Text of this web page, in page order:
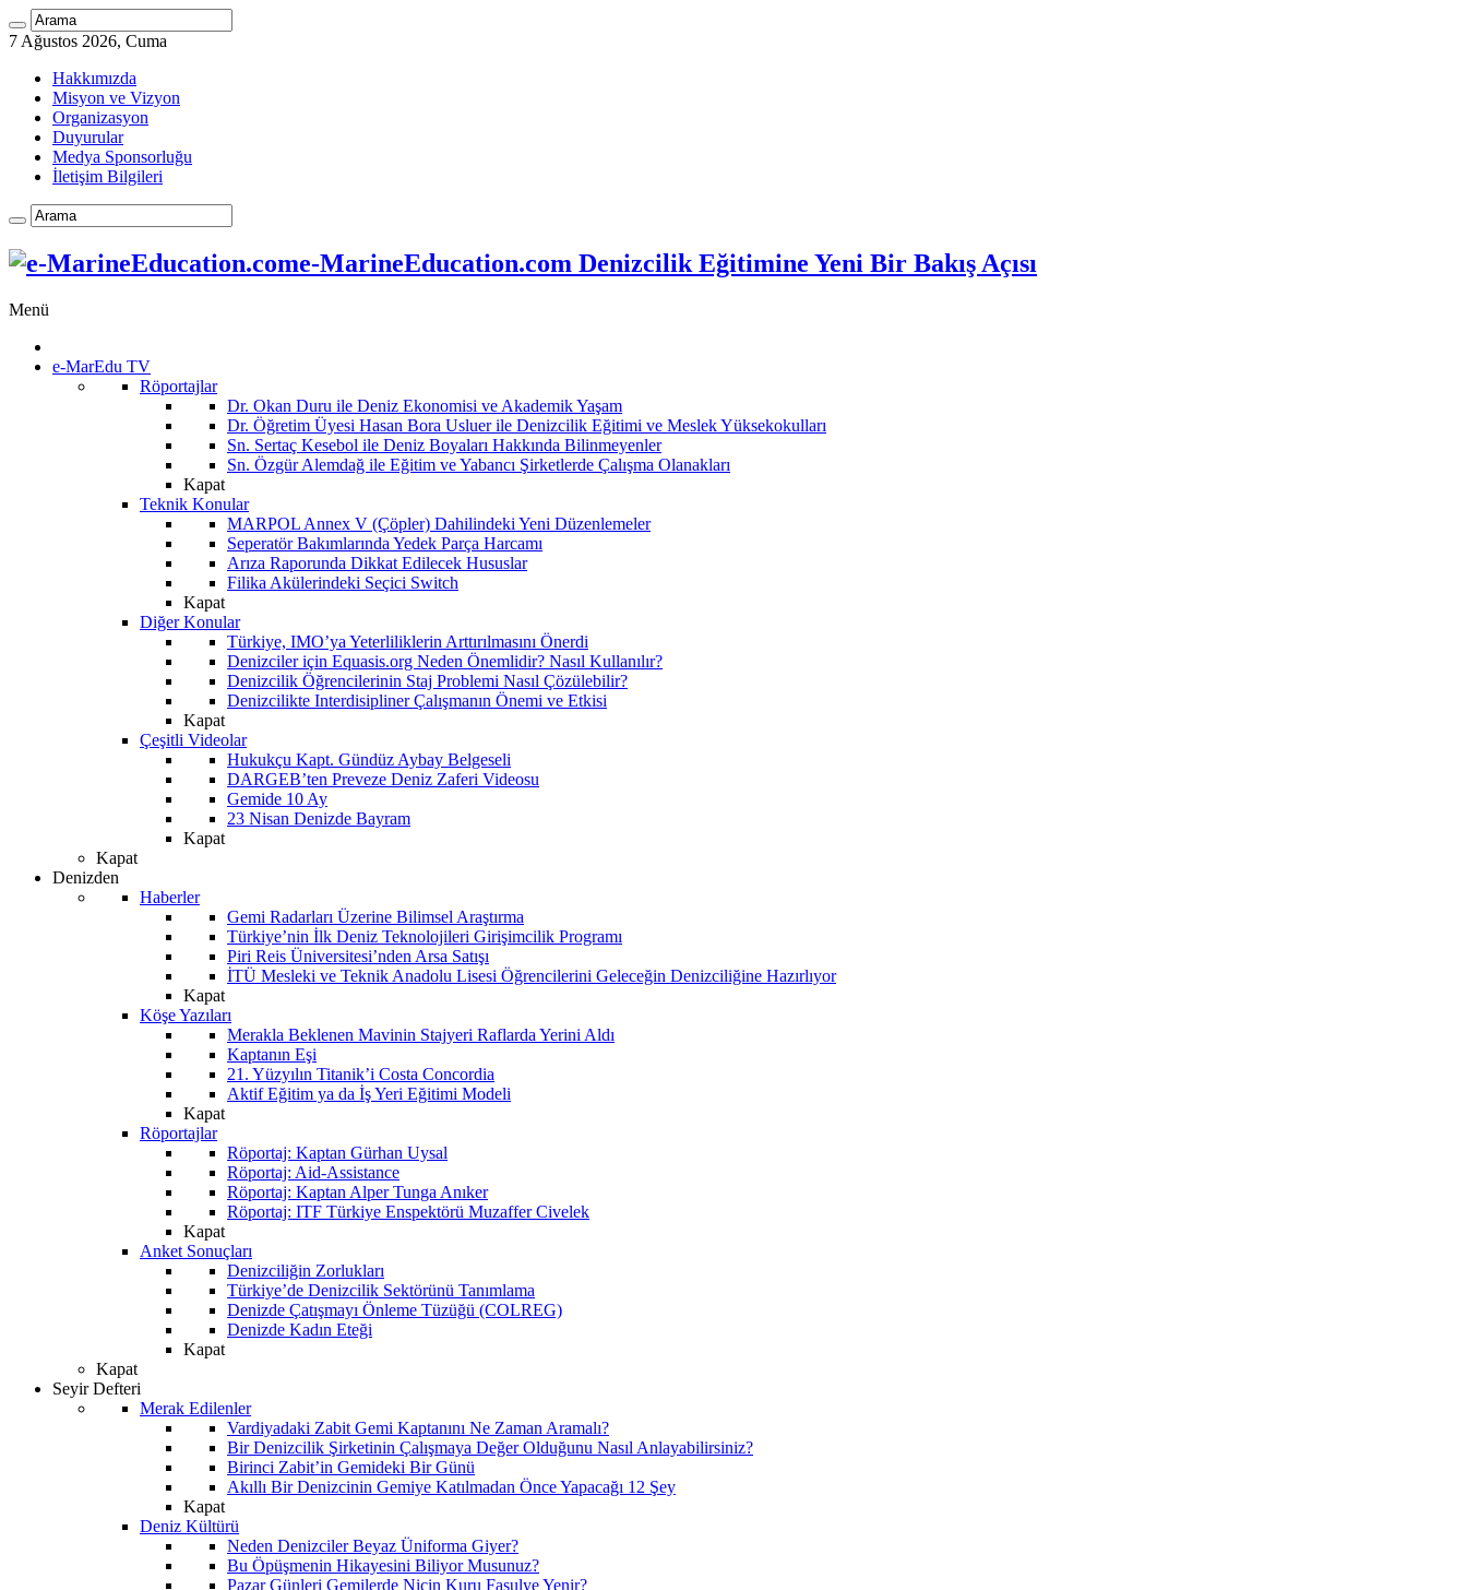
7 Ağustos 2026, Cuma
Hakkımızda
Misyon ve Vizyon
Organizasyon
Duyurular
Medya Sponsorluğu
İletişim Bilgileri
e-MarineEducation.com Denizcilik Eğitimine Yeni Bir Bakış Açısı
Menü
e-MarEdu TV
Röportajlar
Dr. Okan Duru ile Deniz Ekonomisi ve Akademik Yaşam
Dr. Öğretim Üyesi Hasan Bora Usluer ile Denizcilik Eğitimi ve Meslek Yüksekokulları
Sn. Sertaç Kesebol ile Deniz Boyaları Hakkında Bilinmeyenler
Sn. Özgür Alemdağ ile Eğitim ve Yabancı Şirketlerde Çalışma Olanakları
Kapat
Teknik Konular
MARPOL Annex V (Çöpler) Dahilindeki Yeni Düzenlemeler
Seperatör Bakımlarında Yedek Parça Harcamı
Arıza Raporunda Dikkat Edilecek Hususlar
Filika Akülerindeki Seçici Switch
Kapat
Diğer Konular
Türkiye, IMO’ya Yeterliliklerin Arttırılmasını Önerdi
Denizciler için Equasis.org Neden Önemlidir? Nasıl Kullanılır?
Denizcilik Öğrencilerinin Staj Problemi Nasıl Çözülebilir?
Denizcilikte Interdisipliner Çalışmanın Önemi ve Etkisi
Kapat
Çeşitli Videolar
Hukukçu Kapt. Gündüz Aybay Belgeseli
DARGEB’ten Preveze Deniz Zaferi Videosu
Gemide 10 Ay
23 Nisan Denizde Bayram
Kapat
Kapat
Denizden
Haberler
Gemi Radarları Üzerine Bilimsel Araştırma
Türkiye’nin İlk Deniz Teknolojileri Girişimcilik Programı
Piri Reis Üniversitesi’nden Arsa Satışı
İTÜ Mesleki ve Teknik Anadolu Lisesi Öğrencilerini Geleceğin Denizciliğine Hazırlıyor
Kapat
Köşe Yazıları
Merakla Beklenen Mavinin Stajyeri Raflarda Yerini Aldı
Kaptanın Eşi
21. Yüzyılın Titanik’i Costa Concordia
Aktif Eğitim ya da İş Yeri Eğitimi Modeli
Kapat
Röportajlar
Röportaj: Kaptan Gürhan Uysal
Röportaj: Aid-Assistance
Röportaj: Kaptan Alper Tunga Anıker
Röportaj: ITF Türkiye Enspektörü Muzaffer Civelek
Kapat
Anket Sonuçları
Denizciliğin Zorlukları
Türkiye’de Denizcilik Sektörünü Tanımlama
Denizde Çatışmayı Önleme Tüzüğü (COLREG)
Denizde Kadın Eteği
Kapat
Kapat
Seyir Defteri
Merak Edilenler
Vardiyadaki Zabit Gemi Kaptanını Ne Zaman Aramalı?
Bir Denizcilik Şirketinin Çalışmaya Değer Olduğunu Nasıl Anlayabilirsiniz?
Birinci Zabit’in Gemideki Bir Günü
Akıllı Bir Denizcinin Gemiye Katılmadan Önce Yapacağı 12 Şey
Kapat
Deniz Kültürü
Neden Denizciler Beyaz Üniforma Giyer?
Bu Öpüşmenin Hikayesini Biliyor Musunuz?
Pazar Günleri Gemilerde Niçin Kuru Fasulye Yenir?